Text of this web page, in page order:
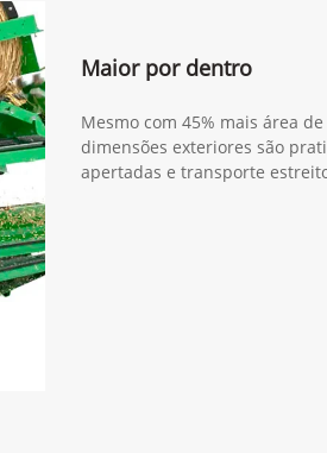
Maior por dentro
Mesmo com 45% mais área
dimensões exteriores são
apertadas e transporte